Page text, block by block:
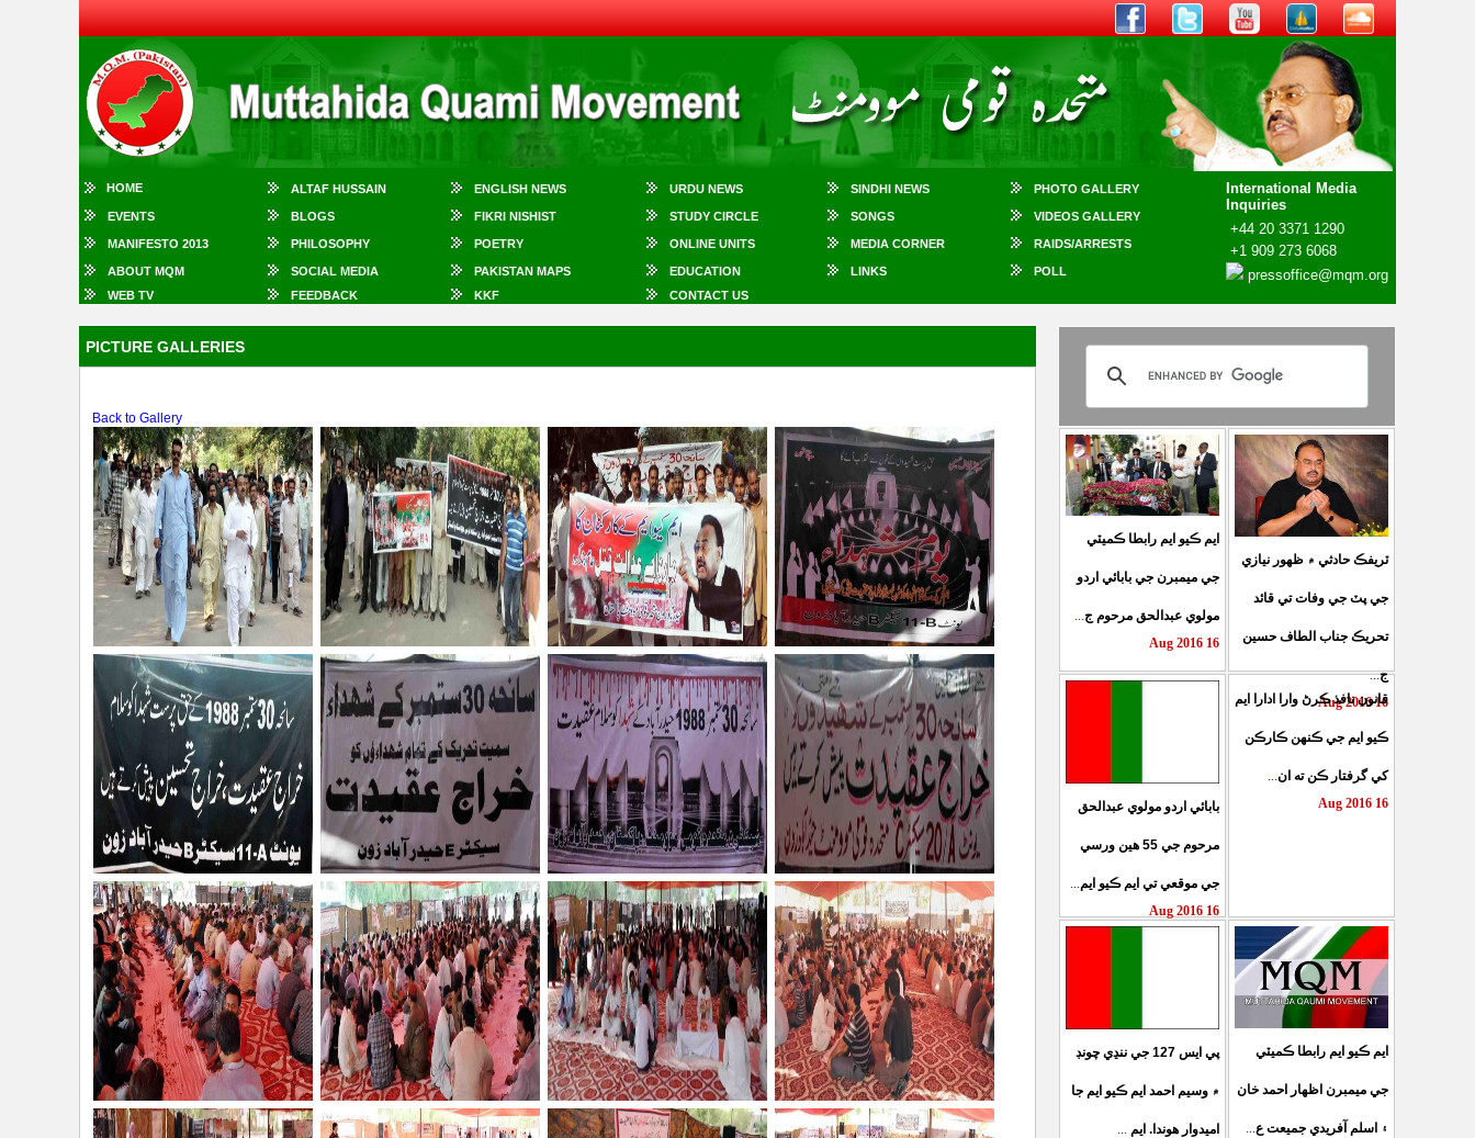
HOME ALTAF HUSSAIN ENGLISH NEWS URDU NEWS SINDHI NEWS PHOTO GALLERY
International Media
Inquiries
+44 20 3371 1290
+1 909 273 6068
pressoffice@mqm.org
EVENTS BLOGS FIKRI NISHIST STUDY CIRCLE SONGS VIDEOS GALLERY
MANIFESTO 2013 PHILOSOPHY POETRY ONLINE UNITS MEDIA CORNER RAIDS/ARRESTS
ABOUT MQM SOCIAL MEDIA PAKISTAN MAPS EDUCATION LINKS
POLL
WEB TV
FEEDBACK KKF CONTACT US
PICTURE GALLERIES
Back to Gallery
ايم ڪيو ايم رابطا ڪميٽي
جي ميمبرن جي بابائي اردو
مولوي عبدالحق مرحوم ج
16 Aug 2016
ٽريفڪ حادثي ۾ ظهور نيازي
جي پٽ جي وفات تي قائد
تحريڪ جناب الطاف حسين
ج...
16 Aug 2016
بابائي اردو مولوي عبدالحق
مرحوم جي 55 هين ورسي
جي موقعي تي ايم ڪيو ايم
16 Aug 2016
قانون نافذ ڪرڻ وارا ادارا ايم
ڪيو ايم جي ڪنهن ڪارڪن
کي گرفتار ڪن ته ان...
16 Aug 2016
پي ايس 127 جي ننڍي چونڊ
۾ وسيم احمد ايم ڪيو ايم جا
اميدوار هوندا. ايم
ايم ڪيو ايم رابطا ڪميٽي
جي ميمبرن اظهار احمد خان
۽ اسلم آفريدي جميعت ع...